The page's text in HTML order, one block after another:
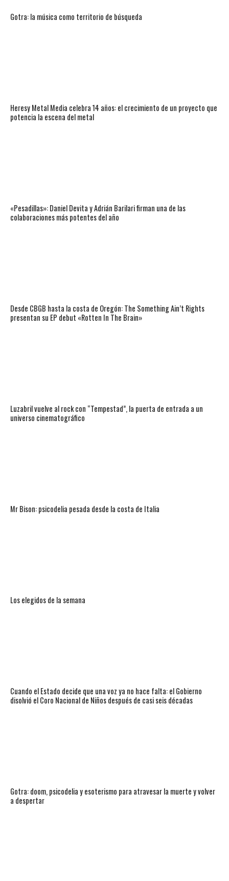
Gotra: la música como territorio de búsqueda
Heresy Metal Media celebra 14 años: el crecimiento de un proyecto que
potencia la escena del metal
«Pesadillas»: Daniel Devita y Adrián Barilari firman una de las
colaboraciones más potentes del año
Desde CBGB hasta la costa de Oregón: The Something Ain’t Rights
presentan su EP debut «Rotten In The Brain»
Luzabril vuelve al rock con “Tempestad”, la puerta de entrada a un
universo cinematográfico
Mr Bison: psicodelia pesada desde la costa de Italia
Los elegidos de la semana
Cuando el Estado decide que una voz ya no hace falta: el Gobierno
disolvió el Coro Nacional de Niños después de casi seis décadas
Gotra: doom, psicodelia y esoterismo para atravesar la muerte y volver
a despertar